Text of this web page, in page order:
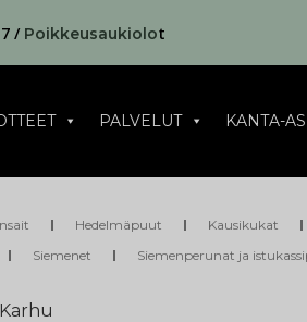
/ Poikkeusaukiolot
PALVELUT KANTA-
Hedelmäpuut Kausikukat
Siemenet Siemenperunat ja